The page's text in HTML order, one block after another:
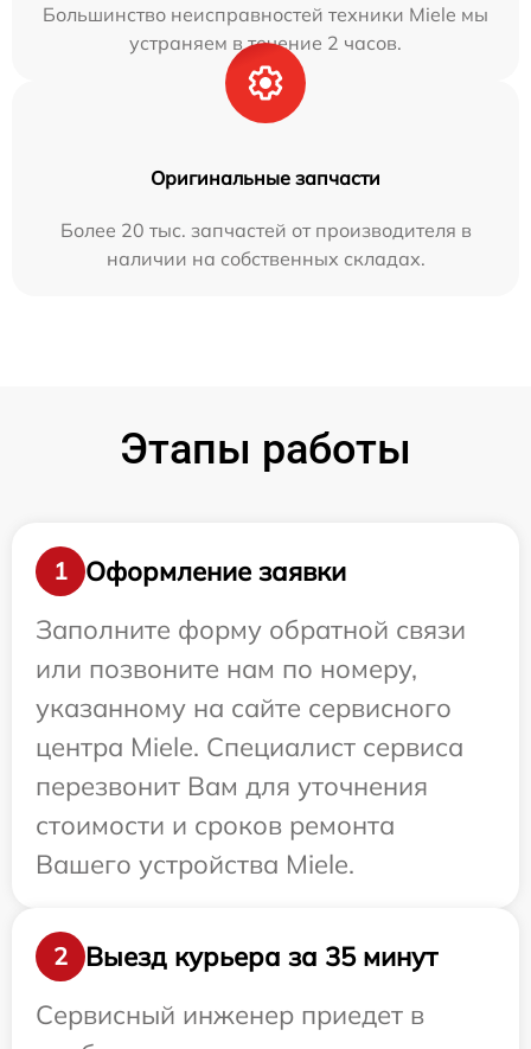
Большинство неисправностей техники Miele мы
устраняем в течение 2 часов.
Оригинальные запчасти
Более 20 тыс. запчастей от производителя в
наличии на собственных складах.
Этапы работы
1
Оформление заявки
Заполните форму обратной связи
или позвоните нам по номеру,
указанному на сайте сервисного
центра Miele. Специалист сервиса
перезвонит Вам для уточнения
стоимости и сроков ремонта
Вашего устройства Miele.
2
Выезд курьера за 35 минут
Сервисный инженер приедет в